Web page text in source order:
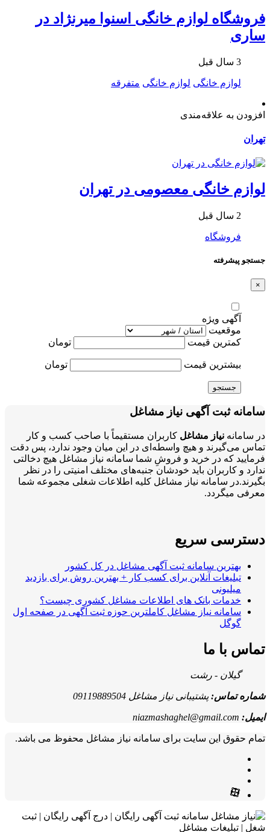
فروشگاه لوازم خانگی اسنوا میرنژاد در
ساری
3 سال قبل
لوازم خانگی لوازم خانگی متفرقه
افزودن به علاقه‌مندی
تهران
لوازم خانگی معصومی در تهران
2 سال قبل
فروشگاه
جستجو پیشرفته
×
آگهی ویژه
موقعیت
کمترین قیمت
تومان
بیشترین قیمت تومان
جستجو
سامانه ثبت آگهی نیاز مشاغل
در سامانه نیاز مشاغل کاربران مستقیماً با صاحب کسب و کار
تماس می‌گیرند و هیچ واسطه‌ای در این میان وجود ندارد، پس دقت
فرمایید که در خرید و فروشِ شما سامانه نیاز مشاغل هیچ دخالتی
ندارد و کاربران باید خودشان جنبه‌های مختلف امنیتی را در نظر
بگیرند.در سامانه نیاز مشاغل کلیه اطلاعات شغلی مجموعه شما
معرفی میگردد.
دسترسی سریع
بهترین سامانه ثبت آگهی مشاغل در کل کشور
تبلیغات آنلاین برای کسب کار + بهترین روش برای بازدید
میلیونی
خدمات بانک های اطلاعات مشاغل کشوری چیست؟
سامانه نیاز مشاغل کاملترین حوزه ثبت آگهی در صفحه اول
گوگل
تماس با ما
گیلان - رشت
شماره تماس:پشتیبانی نیاز مشاغل 09119889504
ایمیل: niazmashaghel@gmail.com
تمام حقوق این سایت برای سامانه نیاز مشاغل محفوظ می باشد.